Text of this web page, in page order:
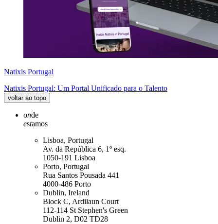
Natixis Portugal
Natixis Portugal: Um Portal Unificado para o Talento
voltar ao topo
onde
estamos
Lisboa, Portugal
Av. da República 6, 1º esq.
1050-191 Lisboa
Porto, Portugal
Rua Santos Pousada 441
4000-486 Porto
Dublin, Ireland
Block C, Ardilaun Court
112-114 St Stephen's Green
Dublin 2, D02 TD28